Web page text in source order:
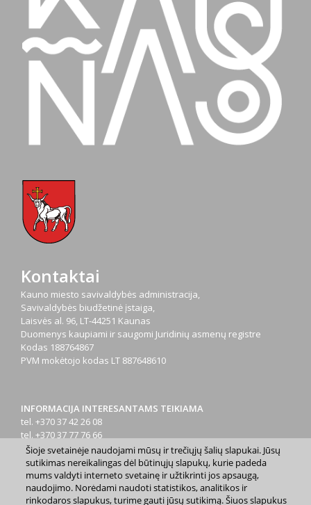
Kontaktai
Kauno miesto savivaldybės administracija,
Savivaldybės biudžetinė įstaiga,
Laisvės al. 96, LT-44251 Kaunas
Duomenys kaupiami ir saugomi Juridinių asmenų registre
Kodas 188764867
PVM mokėtojo kodas LT 887648610
INFORMACIJA INTERESANTAMS TEIKIAMA
tel. +370 37 42 26 08
tel. +370 37 77 76 66
tel. +370 660 07000
el. p.info@kaunas.lt
Šioje svetainėje naudojami mūsų ir trečiųjų šalių slapukai. Jūsų
sutikimas nereikalingas dėl būtinųjų slapukų, kurie padeda
mums valdyti interneto svetainę ir užtikrinti jos apsaugą,
naudojimo. Norėdami naudoti statistikos, analitikos ir
rinkodaros slapukus, turime gauti jūsų sutikimą. Šiuos slapukus